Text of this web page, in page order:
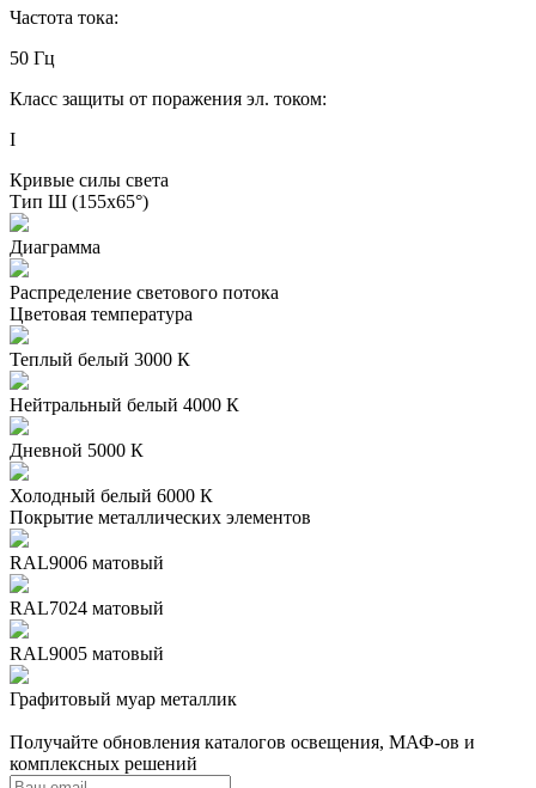
Частота тока:
50 Гц
Класс защиты от поражения эл. током:
I
Кривые силы света
Тип Ш (155х65°)
Диаграмма
Распределение светового потока
Цветовая температура
Теплый белый 3000 К
Нейтральный белый 4000 К
Дневной 5000 К
Холодный белый 6000 К
Покрытие металлических элементов
RAL9006 матовый
RAL7024 матовый
RAL9005 матовый
Графитовый муар металлик
Получайте обновления каталогов освещения, МАФ-ов и
комплексных решений